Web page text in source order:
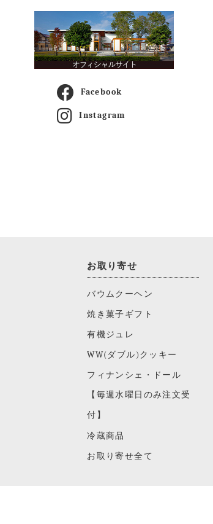
Facebook
Instagram
お取り寄せ
バウムクーヘン
焼き菓子ギフト
有機ジュレ
WW(ダブル)クッキー
フィナンシェ・ドール
【毎週水曜日のみ注文受
付】
冷蔵商品
お取り寄せ全て